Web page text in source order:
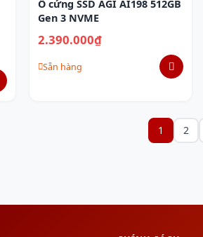
Ổ cứng SSD AGI AI198 512GB
Gen 3 NVME
2.390.000₫
Sẵn hàng
1 2